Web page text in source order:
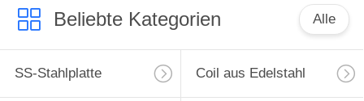
Beliebte Kategorien Alle
SS-Stahlplatte Coil aus Edelstahl